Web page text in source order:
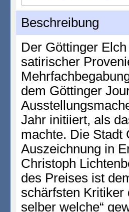
Beschreibung
Der Göttinger
satirischer
dem Göttinger
Jahr initiiert, als
machte. Die Stadt
Auszeichnung in
Christoph
des Preises ist
schärfsten Kritiker
selber welche“